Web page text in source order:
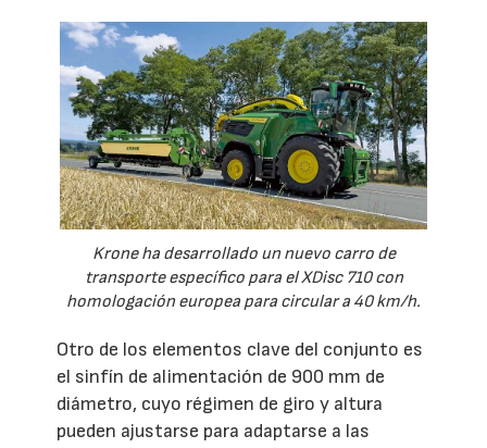
Krone ha desarrollado un nuevo carro de
transporte específico para el XDisc 710 con
homologación europea para circular a 40 km/h.
Otro de los elementos clave del conjunto es
el sinfín de alimentación de 900 mm de
diámetro, cuyo régimen de giro y altura
pueden ajustarse para adaptarse a las